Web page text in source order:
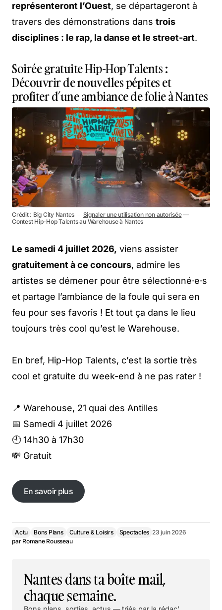
représenteront l’Ouest, se départageront à
travers des démonstrations dans trois
disciplines : le rap, la danse et le street-art.
Soirée gratuite Hip-Hop Talents :
Découvrir de nouvelles pépites et
profiter d’une ambiance de folie à Nantes
Crédit : Big City Nantes － Signaler une utilisation non autorisée—
Contest Hip-Hop Talents au Warehouse à Nantes
Le samedi 4 juillet 2026, viens assister
gratuitement à ce concours, admire les
artistes se démener pour être sélectionné·e·s
et partage l’ambiance de la foule qui sera en
feu pour ses favoris ! Et tout ça dans le lieu
toujours très cool qu’est le Warehouse.
En bref, Hip-Hop Talents, c’est la sortie très
cool et gratuite du week-end à ne pas rater !
📍 Warehouse, 21 quai des Antilles
📅 Samedi 4 juillet 2026
🕘 14h30 à 17h30
💸 Gratuit
En savoir plus
En savoir plus
Actu Bons Plans Culture & Loisirs Spectacles 23 juin 2026
par Romane Rousseau
Nantes dans ta boîte mail,
chaque semaine.